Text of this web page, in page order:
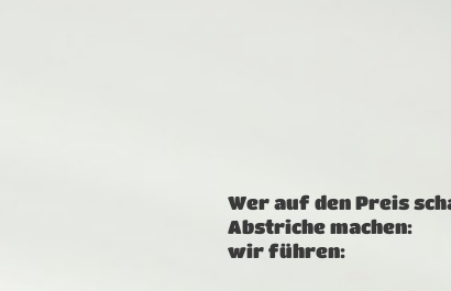
Wer auf den Preis
Abstriche machen:
wir führen: